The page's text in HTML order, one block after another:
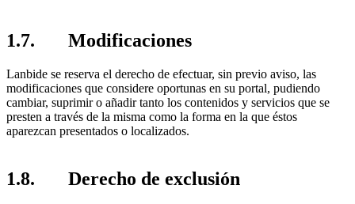
1.7. Modificaciones
Lanbide se reserva el derecho de efectuar, sin previo aviso, las
modificaciones que considere oportunas en su portal, pudiendo
cambiar, suprimir o añadir tanto los contenidos y servicios que se
presten a través de la misma como la forma en la que éstos
aparezcan presentados o localizados.
1.8. Derecho de exclusión